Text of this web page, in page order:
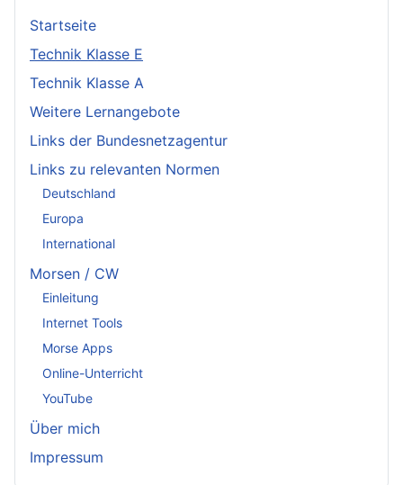
Startseite
Technik Klasse E
Technik Klasse A
Weitere Lernangebote
Links der Bundesnetzagentur
Links zu relevanten Normen
Deutschland
Europa
International
Morsen / CW
Einleitung
Internet Tools
Morse Apps
Online-Unterricht
YouTube
Über mich
Impressum